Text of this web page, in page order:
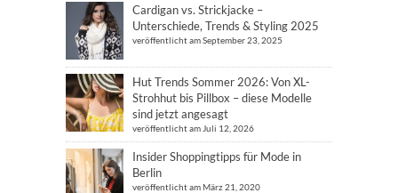
Cardigan vs. Strickjacke –
Unterschiede, Trends & Styling 2025
veröffentlicht am September 23, 2025
Hut Trends Sommer 2026: Von XL-
Strohhut bis Pillbox – diese Modelle
sind jetzt angesagt
veröffentlicht am Juli 12, 2026
Insider Shoppingtipps für Mode in
Berlin
veröffentlicht am März 21, 2020